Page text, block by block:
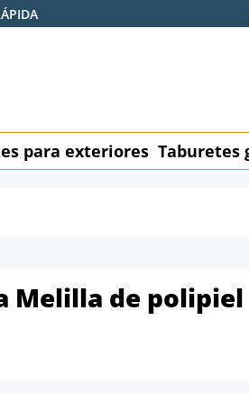
para exteriores Taburetes
Melilla de polipiel